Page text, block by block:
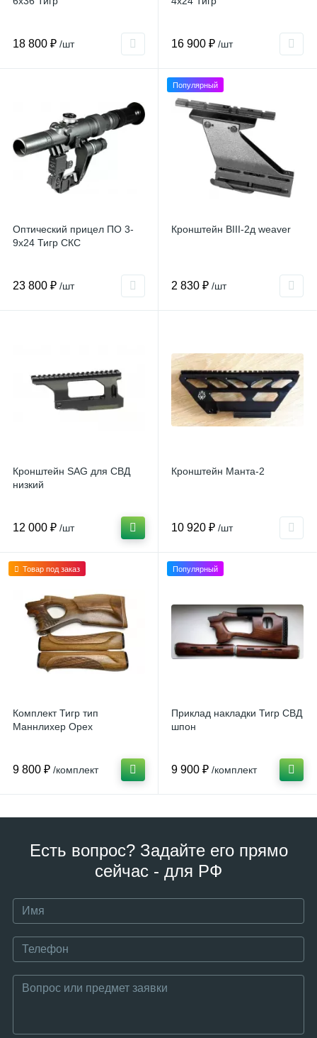
18 800 ₽ /шт 16 900 ₽ /шт
Оптический прицел ПО 3-
9x24 Тигр СКС
23 800 ₽ /шт
Популярный
Кронштейн ВIII-2д weaver
2 830 ₽ /шт
Кронштейн SAG для СВД
низкий
12 000 ₽ /шт
Кронштейн Манта-2
10 920 ₽ /шт
Товар под заказ
Комплект Тигр тип
Маннлихер Орех
9 800 ₽ /комплект
Популярный
Приклад накладки Тигр СВД
шпон
9 900 ₽ /комплект
Есть вопрос? Задайте его прямо
сейчас - для РФ